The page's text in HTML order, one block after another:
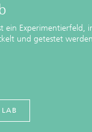
ein
und getestet
LAB